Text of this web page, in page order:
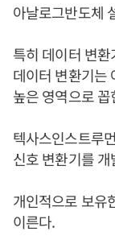
아날로그반도체
특히 데이터 변
데이터 변환기는
높은 영역으로 꼽
텍사스인스트루
신호 변환기를
개인적으로 보유
이른다.